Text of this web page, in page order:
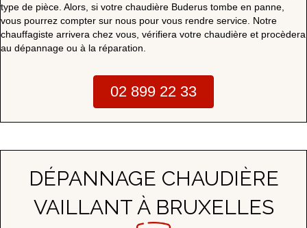
type de pièce. Alors, si votre chaudière Buderus tombe en panne,
vous pourrez compter sur nous pour vous rendre service. Notre
chauffagiste arrivera chez vous, vérifiera votre chaudière et procèdera
au dépannage ou à la réparation.
02 899 22 33
DÉPANNAGE CHAUDIÈRE
VAILLANT À BRUXELLES